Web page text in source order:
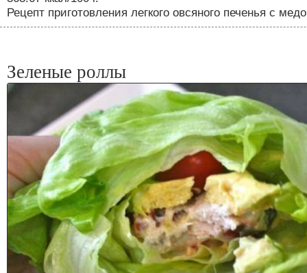
Рецепт приготовления легкого овсяного печенья с
Зеленые роллы